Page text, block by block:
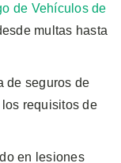
de Vehículos de
multas hasta
de seguros de
requisitos de
en lesiones